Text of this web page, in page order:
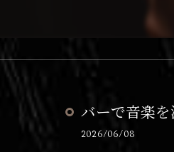
バーで音楽
2026/06/08